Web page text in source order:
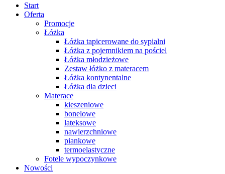
Start
Oferta
Promocje
Łóżka
Łóżka tapicerowane do sypialni
Łóżka z pojemnikiem na pościel
Łóżka młodzieżowe
Zestaw łóżko z materacem
Łóżka kontynentalne
Łóżka dla dzieci
Materace
kieszeniowe
bonelowe
lateksowe
nawierzchniowe
piankowe
termoelastyczne
Fotele wypoczynkowe
Nowości